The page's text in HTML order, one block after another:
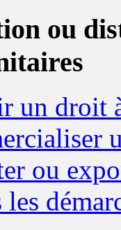
ou
un droit
ou
les